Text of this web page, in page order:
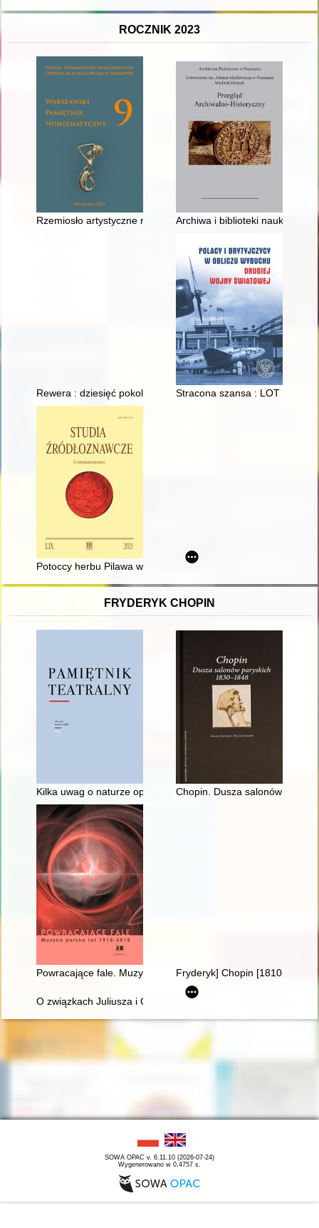
ROCZNIK 2023
Rzemiosło artystyczne numizmatami zdobione w zbiorach
Archiwa i biblioteki naukowe —
Rewera : dziesięć pokoleń rodziny od połowy XVIII wieku do
Stracona szansa : LOT w
Potoccy herbu Pilawa w "Traktacie o familiach i koligacjach"
FRYDERYK CHOPIN
Kilka uwag o naturze opery, czyli dlaczego Fryderyk Chopin
Chopin. Dusza salonów
Powracające fale. Muzyka polska lat 1918-2018
Fryderyk] Chopin [1810-1849]
O związkach Juliusza i Oskara Kolbergów z Fryderykiem
SOWA OPAC v. 6.11.10 (2026-07-24)
Wygenerowano w 0,4757 s.